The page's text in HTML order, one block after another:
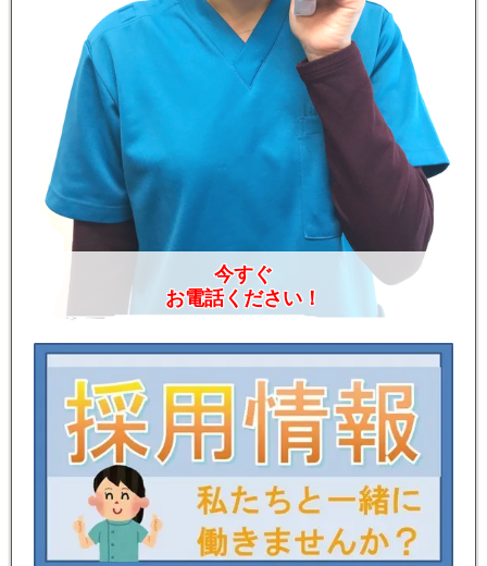
今すぐ
お電話ください！